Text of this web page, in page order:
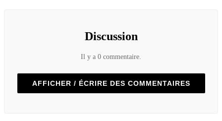
Discussion
Il y a 0 commentaire.
AFFICHER / ÉCRIRE DES COMMENTAIRES